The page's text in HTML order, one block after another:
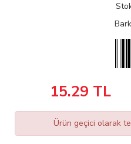
15.29 TL
Ürün geçici olarak